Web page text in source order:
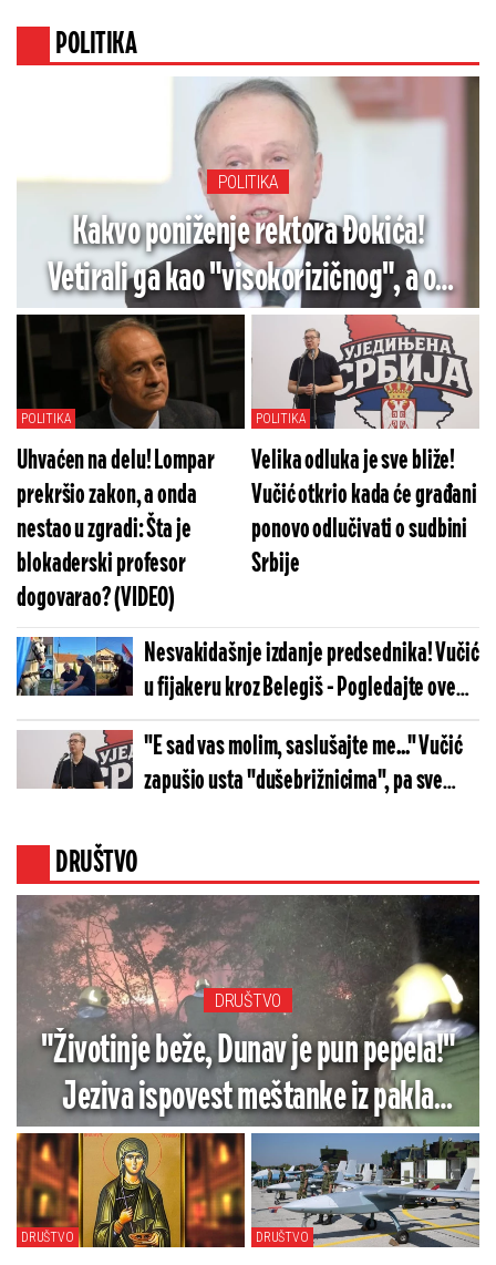
POLITIKA
POLITIKA
Kakvo poniženje rektora Đokića!
Vetirali ga kao "visokorizičnog", a on
opet trči na blokaderski skup (VIDEO)
POLITIKA
Uhvaćen na delu! Lompar
prekršio zakon, a onda
nestao u zgradi: Šta je
blokaderski profesor
dogovarao? (VIDEO)
POLITIKA
Velika odluka je sve bliže!
Vučić otkrio kada će građani
ponovo odlučivati o sudbini
Srbije
Nesvakidašnje izdanje predsednika! Vučić
u fijakeru kroz Belegiš - Pogledajte ove
scene (VIDEO)
"E sad vas molim, saslušajte me..." Vučić
zapušio usta "dušebrižnicima", pa sve
DRUŠTVO
DRUŠTVO
"Životinje beže, Dunav je pun pepela!"
Jeziva ispovest meštanke iz pakla
Deliblatske peščare: Vatra opet bukti,
vazduh je sve gori! (VIDEO)
DRUŠTVO DRUŠTVO